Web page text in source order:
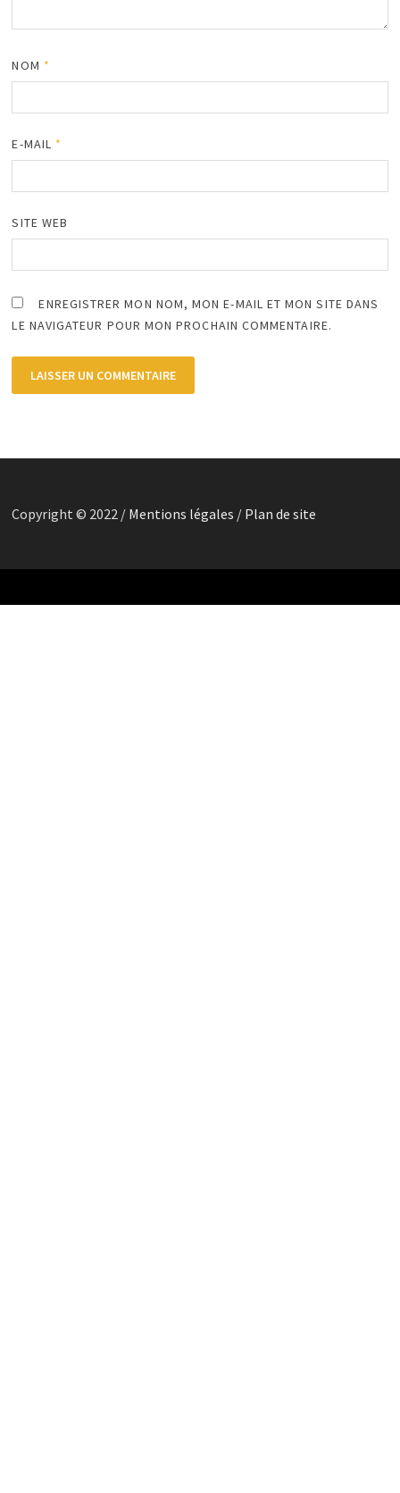
NOM *
E-MAIL *
SITE WEB
ENREGISTRER MON NOM, MON E-MAIL ET MON SITE DANS
LE NAVIGATEUR POUR MON PROCHAIN COMMENTAIRE.
Copyright © 2022 / Mentions légales / Plan de site